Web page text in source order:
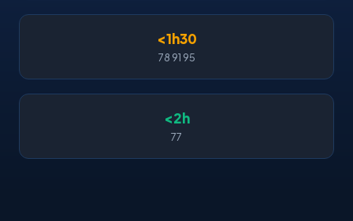
<1h30
78 91 95
<2h
77